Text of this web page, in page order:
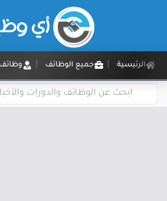
الرئيسية جميع الوظائف